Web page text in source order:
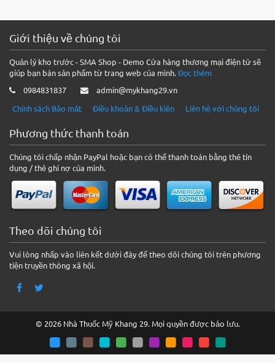
Giới thiệu về chúng tôi
Quản lý kho trước - SMA Shop - Demo Cửa hàng thương mại điện tử sẽ
giúp bạn bán sản phẩm từ trang web của mình.Đọc thêm
0984831837
admin@mykhang29.vn
Chính sách Bảo mật
Điều khoản & Điều kiện Liên hệ với chúng tôi
Phương thức thanh toán
Chúng tôi chấp nhận PayPal hoặc bạn có thể thanh toán bằng thẻ tín
dụng / thẻ ghi nợ của mình.
Theo dõi chúng tôi
Vui lòng nhấp vào liên kết dưới đây để theo dõi chúng tôi trên phương
tiện truyền thông xã hội.
© 2026 Nhà Thuốc Mỹ Khang 29. Mọi quyền được bảo lưu.